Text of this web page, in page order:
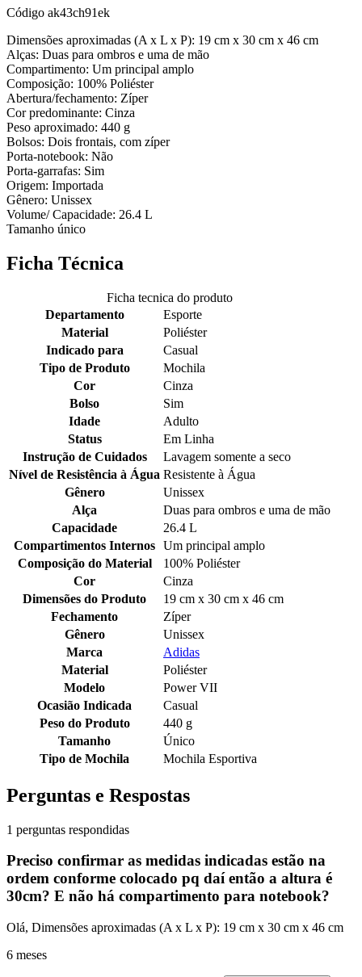
Código ak43ch91ek
Dimensões aproximadas (A x L x P): 19 cm x 30 cm x 46 cm
Alças: Duas para ombros e uma de mão
Compartimento: Um principal amplo
Composição: 100% Poliéster
Abertura/fechamento: Zíper
Cor predominante: Cinza
Peso aproximado: 440 g
Bolsos: Dois frontais, com zíper
Porta-notebook: Não
Porta-garrafas: Sim
Origem: Importada
Gênero: Unissex
Volume/ Capacidade: 26.4 L
Tamanho único
Ficha Técnica
Ficha tecnica do produto
Departamento
Esporte
Material
Poliéster
Indicado para
Casual
Tipo de Produto
Mochila
Cor
Cinza
Bolso
Sim
Idade
Adulto
Status
Em Linha
Instrução de Cuidados
Lavagem somente a seco
Nível de Resistência à Água Resistente à Água
Gênero
Unissex
Alça
Duas para ombros e uma de mão
Capacidade
26.4 L
Compartimentos Internos Um principal amplo
Composição do Material
100% Poliéster
Cor
Cinza
Dimensões do Produto
19 cm x 30 cm x 46 cm
Fechamento
Zíper
Gênero
Unissex
Marca
Adidas
Material
Poliéster
Modelo
Power VII
Ocasião Indicada
Casual
Peso do Produto
440 g
Tamanho
Único
Tipo de Mochila
Mochila Esportiva
Perguntas e Respostas
1 perguntas respondidas
Preciso confirmar as medidas indicadas estão na
ordem conforme colocado pq daí então a altura é
30cm? E não há compartimento para notebook?
Olá, Dimensões aproximadas (A x L x P): 19 cm x 30 cm x 46 cm
6 meses